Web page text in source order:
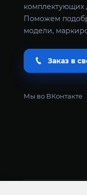
комплектующих
Поможем
модели,
Заказ в
Мы во ВКонтакте